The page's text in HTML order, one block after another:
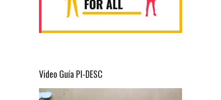
Video Guía PI-DESC